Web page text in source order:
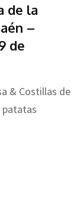
de la
–
de
& Costillas de
patatas